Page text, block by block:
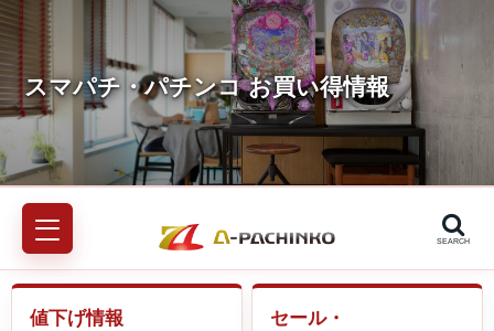
SEARCH
値下げ情報
セール・